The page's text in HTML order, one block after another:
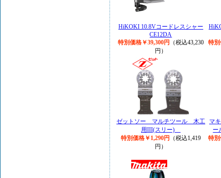
HiKOKI 10.8Vコードレスシャー
CE12DA
特別価格￥39,300円
（税込43,230
円）
特別
ゼットソー マルチツール 木工
用III(スリー)
特別価格￥1,290円
（税込1,419
円）
マ
ー
特別